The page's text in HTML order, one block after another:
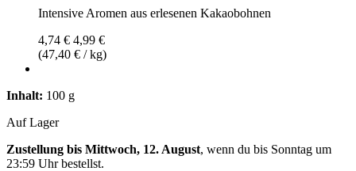
Intensive Aromen aus erlesenen Kakaobohnen
4,74 € 4,99 €
(47,40 € / kg)
Inhalt: 100 g
Auf Lager
Zustellung bis Mittwoch, 12. August, wenn du bis Sonntag um
23:59 Uhrbestellst.